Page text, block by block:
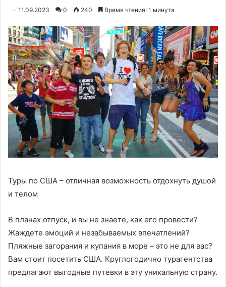
11.09.2023 0 240 Время чтения: 1 минута
Туры по США – отличная возможность отдохнуть душой
и телом
В планах отпуск, и вы не знаете, как его провести?
Жаждете эмоций и незабываемых впечатлений?
Пляжные загорания и купания в море – это не для вас?
Вам стоит посетить США. Круглогодично турагентства
предлагают выгодные путевки в эту уникальную страну.